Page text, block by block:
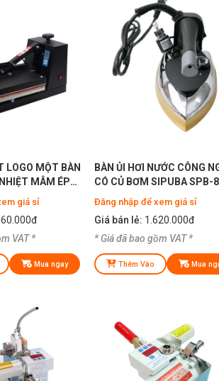
LOGO MỘT BÀN
MÂM ÉP
giá sỉ
VAT *
Mua ngay
BÀN ỦI HƠI NƯỚC CÔNG
CÓ CỦ BƠM SIPUBA SPB-
Đăng nhập để xem giá sỉ
Giá bán lẻ: 1.620.000đ
* Giá đã bao gồm VAT *
Thêm Vào Mua